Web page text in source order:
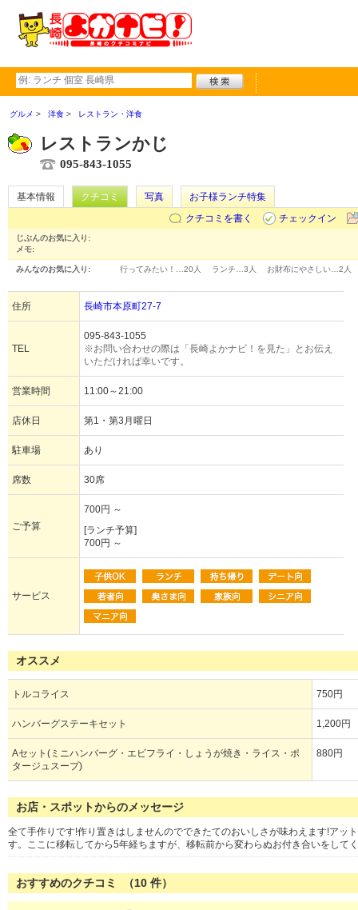
グルメ 洋食 レストラン・洋食
レストランかじ
095-843-1055
基本情報 クチコミ 写真
お子様ランチ特集
クチコミを書く
チェックイン
じぶんのお気に入り:
メモ:
みんなのお気に入り: 行ってみたい！… 20人 ランチ… 3人 お財布にやさしい… 2人
住所 長崎市本原町27-7
TEL
095-843-1055
※お問い合わせの際は「長崎よかナビ！を見た」とお伝え
いただければ幸いです。
営業時間 11:00～21:00
店休日 第1・第3月曜日
駐車場 あり
席数 30席
ご予算
700円 ～
[ランチ予算]
700円 ～
サービス
オススメ
トルコライス 750円
ハンバーグステーキセット 1,200円
Aセット(ミニハンバーグ・エビフライ・しょうが焼き・ライス・ポ
タージュスープ)
880円
お店・スポットからのメッセージ
全て手作りです!作り置きはしませんのでできたてのおいしさが味わえます!アッ
す。ここに移転してから5年経ちますが、移転前から変わらぬお付き合いをして
おすすめのクチコミ （10 件）